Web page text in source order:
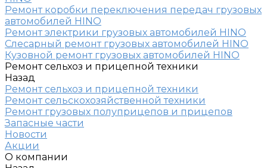
Ремонт коробки переключения передач грузовых
автомобилей HINO
Ремонт электрики грузовых автомобилей HINO
Слесарный ремонт грузовых автомобилей HINO
Кузовной ремонт грузовых автомобилей HINO
Ремонт сельхоз и прицепной техники
Назад
Ремонт сельхоз и прицепной техники
Ремонт сельскохозяйственной техники
Ремонт грузовых полуприцепов и прицепов
Запасные части
Новости
Акции
О компании